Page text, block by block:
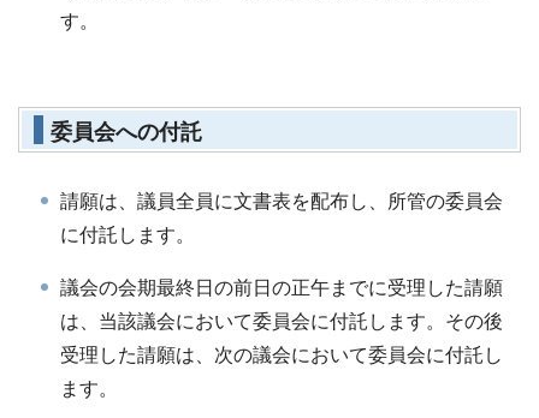
す。
委員会への付託
請願は、議員全員に文書表を配布し、所管の委員会
に付託します。
議会の会期最終日の前日の正午までに受理した請願
は、当該議会において委員会に付託します。その後
受理した請願は、次の議会において委員会に付託し
ます。